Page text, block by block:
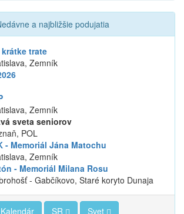
a najbližšie podujatia
krátke trate
Zemník
Zemník
sveta seniorov
POL
- Memoriál Jána Matochu
Zemník
- Memoriál Milana Rosu
- Gabčíkovo, Staré koryto Dunaja
Kalendár SR Svet